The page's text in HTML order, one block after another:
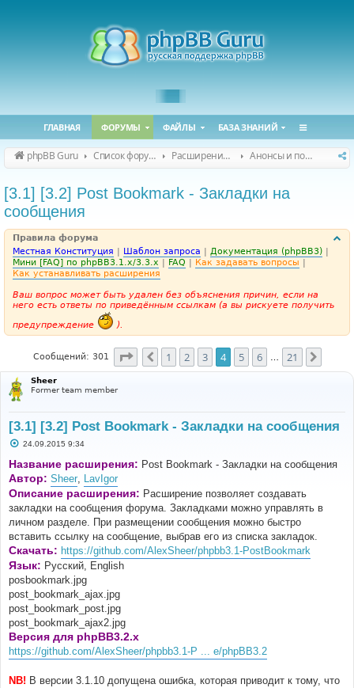
ГЛАВНАЯ ФОРУМЫ ФАЙЛЫ БАЗА ЗНАНИЙ
phpBB Guru Список форумов Расширения phpBB Анонсы и поддержка расширений для phpBB
[3.1] [3.2] Post Bookmark - Закладки на
сообщения
Правила форума
Местная Конституция | Шаблон запроса | Документация (phpBB3) |
Мини [FAQ] по phpBB3.1.x/3.3.x | FAQ | Как задавать вопросы |
Как устанавливать расширения
Ваш вопрос может быть удален без объяснения причин, если на
него есть ответы по приведённым ссылкам (а вы рискуете получить
предупреждение
).
Сообщений: 301 Страница 4из21
Пред.
1 2 3 4 5 6 21
Sheer
Former team member
[3.1] [3.2] Post Bookmark - Закладки на сообщения
С
о
б
щ
н
и
24.09.2015 9:34
Название расширения: Post Bookmark - Закладки на сообщения
Автор: Sheer, LavIgor
Описание расширения: Расширение позволяет создавать
закладки на сообщения форума. Закладками можно управлять в
личном разделе. При размещении сообщения можно быстро
вставить ссылку на сообщение, выбрав его из списка закладок.
Скачать: https://github.com/AlexSheer/phpbb3.1-PostBookmark
Язык: Русский, English
posbookmark.jpg
post_bookmark_ajax.jpg
post_bookmark_post.jpg
post_bookmark_ajax2.jpg
Версия для phpBB3.2.x
https://github.com/AlexSheer/phpbb3.1-P ... e/phpBB3.2
NB! В версии 3.1.10 допущена ошибка, которая приводит к тому, что